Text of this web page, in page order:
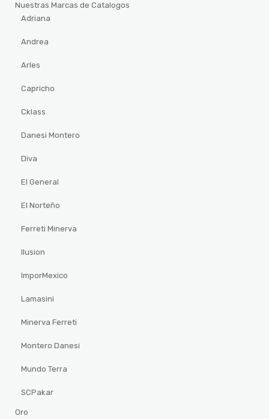
Nuestras Marcas de Catalogos
Adriana
Andrea
Arles
Capricho
Cklass
Danesi Montero
Diva
El General
El Norteño
Ferreti Minerva
Ilusion
ImporMexico
Lamasini
Minerva Ferreti
Montero Danesi
Mundo Terra
SCPakar
Oro